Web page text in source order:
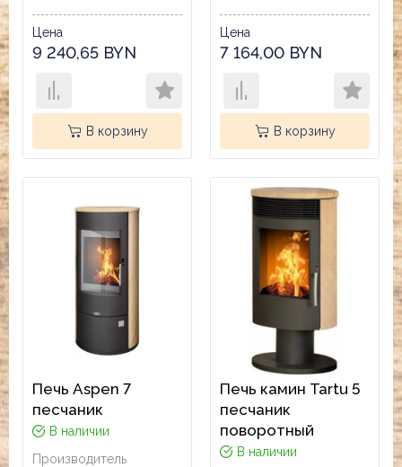
Цена
9 240,65 BYN
В корзину
Цена
7 164,00 BYN
В корзину
Печь Aspen 7
песчаник
В наличии
Производитель
Печь камин Tartu 5
песчаник
поворотный
В наличии